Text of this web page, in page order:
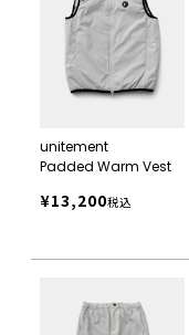
unitement
Padded Warm Vest
¥13,200税込